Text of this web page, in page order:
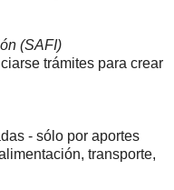
(SAFI)
trámites para crear
- sólo por aportes
transporte,